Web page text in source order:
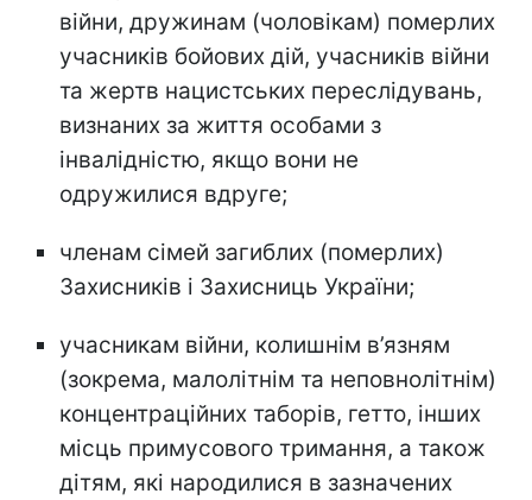
війни, дружинам (чоловікам) померлих
учасників бойових дій, учасників війни
та жертв нацистських переслідувань,
визнаних за життя особами з
інвалідністю, якщо вони не
одружилися вдруге;
членам сімей загиблих (померлих)
Захисників і Захисниць України;
учасникам війни, колишнім в’язням
(зокрема, малолітнім та неповнолітнім)
концентраційних таборів, гетто, інших
місць примусового тримання, а також
дітям, які народилися в зазначених